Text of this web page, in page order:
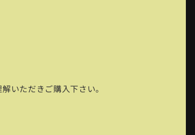
いただきご購入下さい。